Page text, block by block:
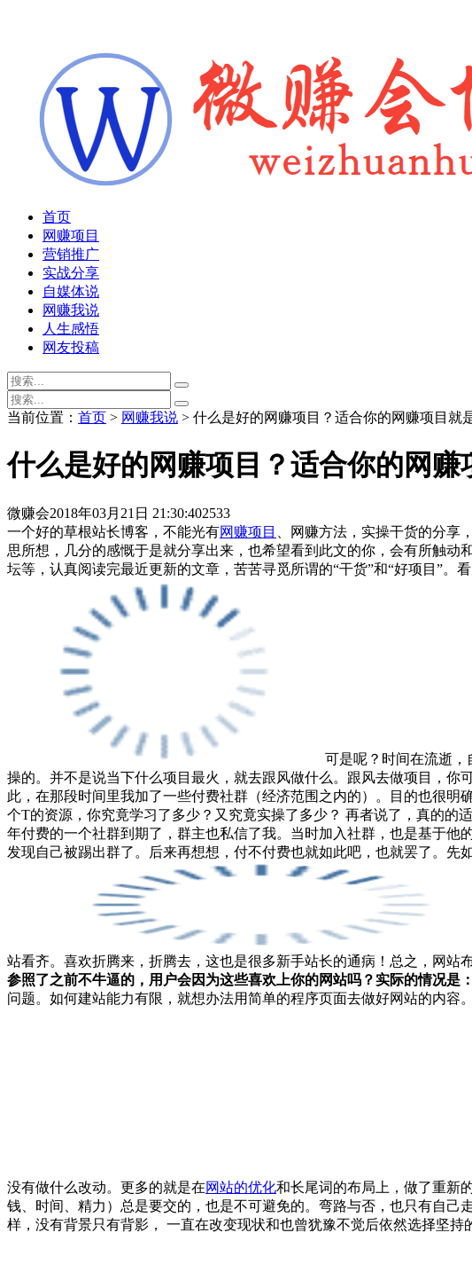
首页
网赚项目
营销推广
实战分享
自媒体说
网赚我说
人生感悟
网友投稿
当前位置： 首页 > 网赚我说 > 什么是好的网赚项目？适合你的网赚项目就
什么是好的网赚项目？适合你的网赚
微赚会2018年03月21日 21:30:402533
一个好的草根站长博客，不能光有网赚项目
、网赚方法，实操干货的分
思所想，几分的感慨于是就分享出来，也希望看到此文的你，会有所触
坛等，认真阅读完最近更新的文章，苦苦寻觅所谓的“干货”和“好项目”。
可是呢？时间在流逝，
操的。并不是说当下什么项目最火，就去跟风做什么。跟风去做项目，
此，在那段时间里我加了一些付费社群（经济范围之内的）。目的也很
个T的资源，你究竟学习了多少？又究竟实操了多少？ 再者说了，真的的
年付费的一个社群到期了，群主也私信了我。当时加入社群，也是基于
发现自己被踢出群了。后来再想想，付不付费也就如此吧，也就罢了。先
站看齐。喜欢折腾来，折腾去，这也是很多新手站长的通病！总之，网站
参照了之前不牛逼的，用户会因为这些喜欢上你的网站吗？实际的情况是
问题。如何建站能力有限，就想办法用简单的程序页面去做好网站的内
没有做什么改动。更多的就是在网站的优化和长尾词的布局上，做了重新
钱、时间、精力）总是要交的，也是不可避免的。弯路与否，也只有自
样，没有背景只有背影， 一直在改变现状和也曾犹豫不觉后依然选择坚持